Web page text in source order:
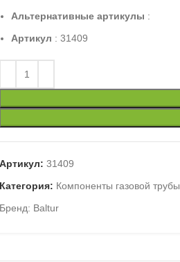
Альтернативные артикулы :
Артикул : 31409
31409
Компоненты газовой трубы
Baltur